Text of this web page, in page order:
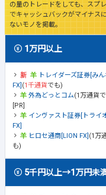
の量のトレードをしても、スプ
でキャッシュバックがマイナス
ないモノを掲載。
1万円以上
トレイダーズ証券[み
FX] (1千通貨でも)
外為どっとコム(1万通貨
[PR]
インヴァスト証券[トライ
FX]
ヒロセ通商[LION FX] (1万
も)
5千円以上→1万円未